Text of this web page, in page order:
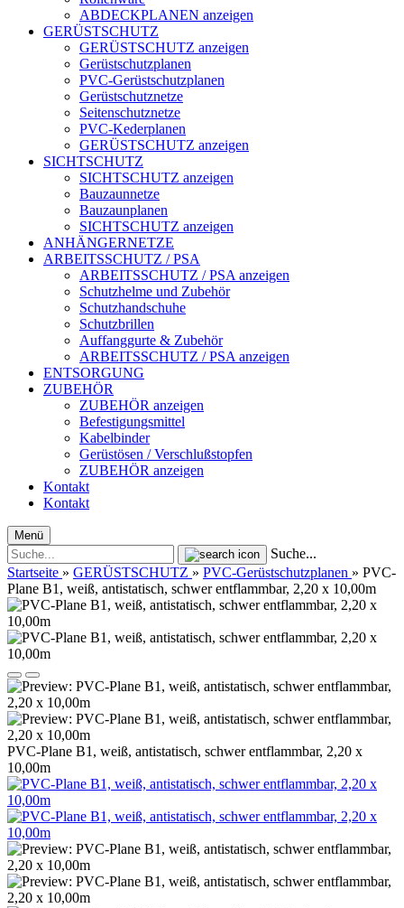
ABDECKPLANEN anzeigen
GERÜSTSCHUTZ
GERÜSTSCHUTZ anzeigen
Gerüstschutzplanen
PVC-Gerüstschutzplanen
Gerüstschutznetze
Seitenschutznetze
PVC-Kederplanen
GERÜSTSCHUTZ anzeigen
SICHTSCHUTZ
SICHTSCHUTZ anzeigen
Bauzaunnetze
Bauzaunplanen
SICHTSCHUTZ anzeigen
ANHÄNGERNETZE
ARBEITSSCHUTZ / PSA
ARBEITSSCHUTZ / PSA anzeigen
Schutzhelme und Zubehör
Schutzhandschuhe
Schutzbrillen
Auffanggurte & Zubehör
ARBEITSSCHUTZ / PSA anzeigen
ENTSORGUNG
ZUBEHÖR
ZUBEHÖR anzeigen
Befestigungsmittel
Kabelbinder
Gerüstösen / Verschlußstopfen
ZUBEHÖR anzeigen
Kontakt
Kontakt
Menü
Suche...
Startseite » GERÜSTSCHUTZ » PVC-Gerüstschutzplanen » PVC-
Plane B1, weiß, antistatisch, schwer entflammbar, 2,20 x 10,00m
PVC-Plane B1, weiß, antistatisch, schwer entflammbar, 2,20 x
10,00m